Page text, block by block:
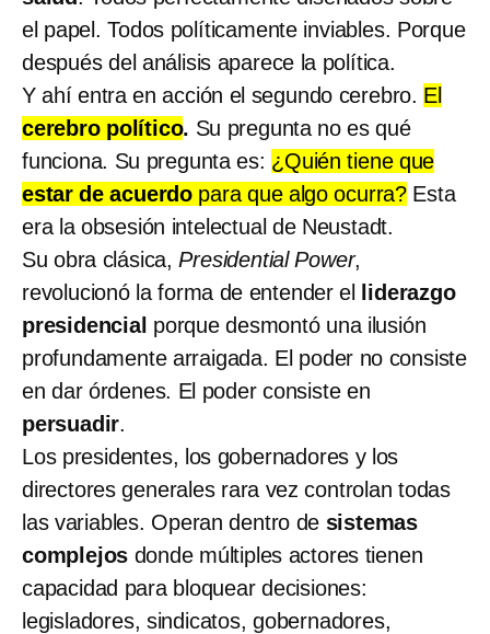
el papel. Todos políticamente inviables. Porque
después del análisis aparece la política.
Y ahí entra en acción el segundo cerebro. El
cerebro político. Su pregunta no es qué
funciona. Su pregunta es: ¿Quién tiene que
estar de acuerdo para que algo ocurra? Esta
era la obsesión intelectual de Neustadt.
Su obra clásica,Presidential Power,
revolucionó la forma de entender el
liderazgo
presidencial porque desmontó una ilusión
profundamente arraigada. El poder no consiste
en dar órdenes. El poder consiste en
persuadir.
Los presidentes, los gobernadores y los
directores generales rara vez controlan todas
las variables. Operan dentro de sistemas
complejos donde múltiples actores tienen
capacidad para bloquear decisiones:
legisladores, sindicatos, gobernadores,